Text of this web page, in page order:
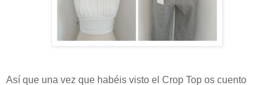
Así que una vez que habéis visto el Crop Top os cuento